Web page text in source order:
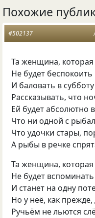
Похожие
#502137
Та женщина,
Не будет
И баловать в
Рассказывать, что
Ей будет абсолютно
Что ни одной с
Что удочки стары,
А рыбы в речке
Та женщина,
Не будет
И станет на одну
Но у неё, как
Ручьём не льются